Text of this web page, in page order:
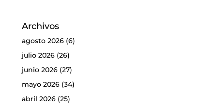
Archivos
agosto 2026(6)
julio 2026(26)
junio 2026(27)
mayo 2026(34)
abril 2026(25)